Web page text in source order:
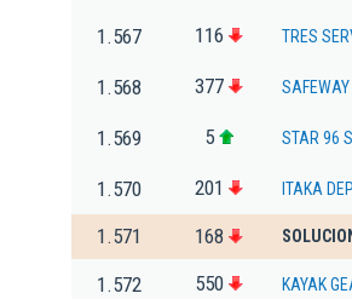
1.567 116 TRES
1.568 377 SAFEWAY
1.569 5 STAR 96
1.570 201 ITAKA
1.571 168
1.572 550 KAYAK